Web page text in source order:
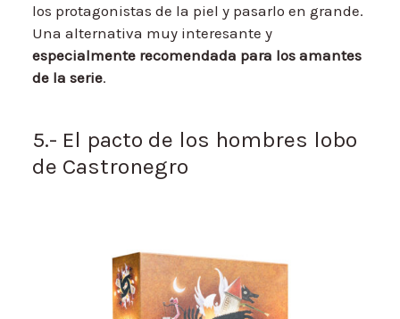
los protagonistas de la piel y pasarlo en grande.
Una alternativa muy interesante y
especialmente recomendada para los amantes
de la serie.
5.- El pacto de los hombres lobo
de Castronegro